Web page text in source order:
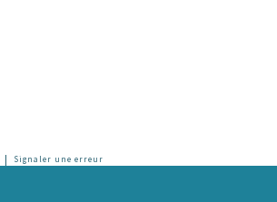
| Signaler une erreur